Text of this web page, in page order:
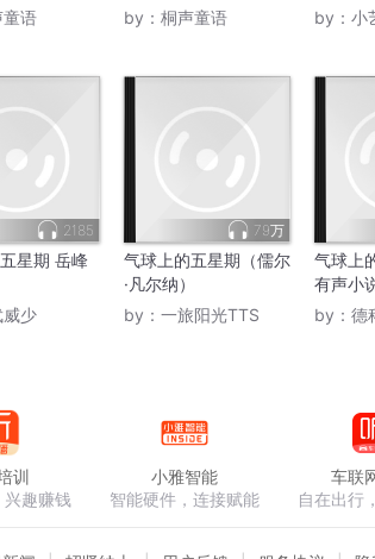
语
by： 桐声童语
by： 小
2185
星期 岳峰
威少
79万
气球上的五星期（儒尔
·凡尔纳）
by： 一旅阳光TTS
气球上
有声小
by： 德
训
兴趣赚钱
小雅智能
智能硬件，连接赋能
车联
自在出行